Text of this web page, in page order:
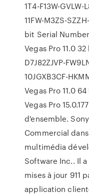
1T4-F13W-GVLW-
11FW-M3ZS-
bit Serial
Vegas Pro 11.0
D7J82ZJVP-
10JGXB3CF-
Vegas Pro 11.0
Vegas Pro
d'ensemble.
Commercial
multimédia
Software Inc.. Il
mises à jour 911
application